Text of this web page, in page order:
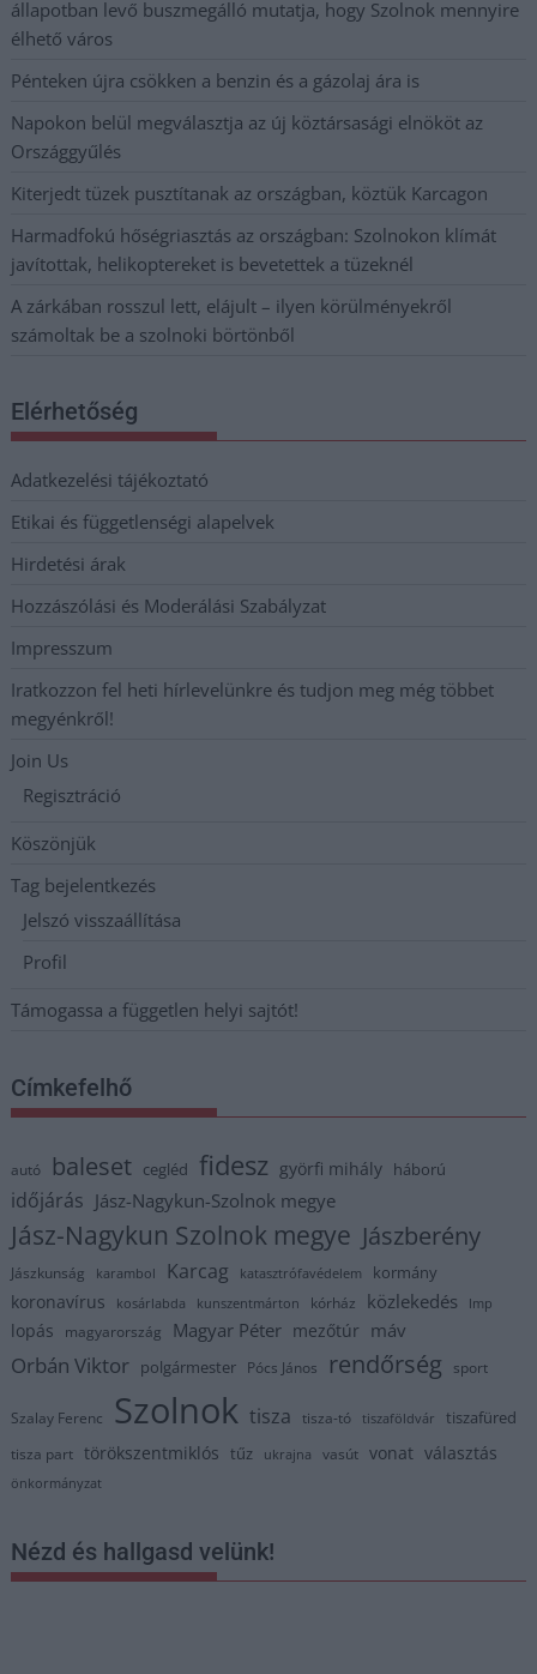
állapotban levő buszmegálló mutatja, hogy Szolnok mennyire
élhető város
Pénteken újra csökken a benzin és a gázolaj ára is
Napokon belül megválasztja az új köztársasági elnököt az
Országgyűlés
Kiterjedt tüzek pusztítanak az országban, köztük Karcagon
Harmadfokú hőségriasztás az országban: Szolnokon klímát
javítottak, helikoptereket is bevetettek a tüzeknél
A zárkában rosszul lett, elájult – ilyen körülményekről
számoltak be a szolnoki börtönből
Elérhetőség
Adatkezelési tájékoztató
Etikai és függetlenségi alapelvek
Hirdetési árak
Hozzászólási és Moderálási Szabályzat
Impresszum
Iratkozzon fel heti hírlevelünkre és tudjon meg még többet
megyénkről!
Join Us
Regisztráció
Köszönjük
Tag bejelentkezés
Jelszó visszaállítása
Profil
Támogassa a független helyi sajtót!
Címkefelhő
autó baleset cegléd fidesz györfi mihály háború
időjárás Jász-Nagykun-Szolnok megye
Jász-Nagykun Szolnok megye Jászberény
Jászkunság karambol Karcag katasztrófavédelem kormány
koronavírus kosárlabda kunszentmárton kórház közlekedés lmp
lopás magyarország Magyar Péter mezőtúr máv
Orbán Viktor polgármester Pócs János rendőrség sport
Szalay Ferenc Szolnok tisza tisza-tó tiszaföldvár tiszafüred
tisza part törökszentmiklós tűz ukrajna vasút vonat választás
önkormányzat
Nézd és hallgasd velünk!